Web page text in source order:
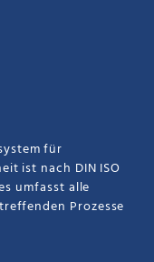
für
ist nach DIN ISO
umfasst alle
Prozesse